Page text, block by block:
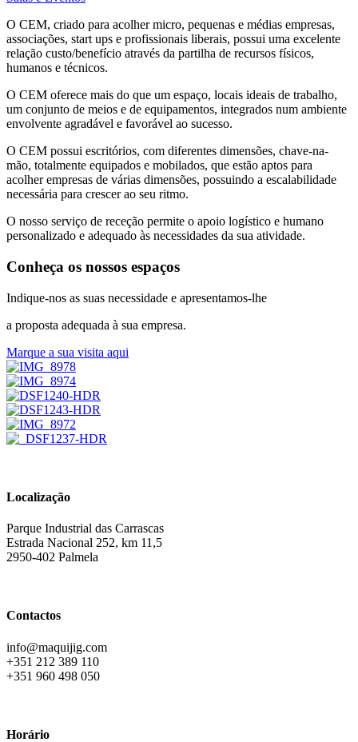
O CEM, criado para acolher micro, pequenas e médias empresas,
associações, start ups e profissionais liberais, possui uma excelente
relação custo/benefício através da partilha de recursos físicos,
humanos e técnicos.
O CEM oferece mais do que um espaço, locais ideais de trabalho,
um conjunto de meios e de equipamentos, integrados num ambiente
envolvente agradável e favorável ao sucesso.
O CEM possui escritórios, com diferentes dimensões, chave-na-
mão, totalmente equipados e mobilados, que estão aptos para
acolher empresas de várias dimensões, possuindo a escalabilidade
necessária para crescer ao seu ritmo.
O nosso serviço de receção permite o apoio logístico e humano
personalizado e adequado às necessidades da sua atividade.
Conheça os nossos espaços
Indique-nos as suas necessidade e apresentamos-lhe
a proposta adequada à sua empresa.
Marque a sua visita aqui
Localização
Parque Industrial das Carrascas
Estrada Nacional 252, km 11,5
2950-402 Palmela
Contactos
info@maquijig.com
+351 212 389 110
+351 960 498 050
Horário